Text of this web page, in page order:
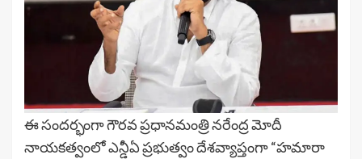
ఈ సందర్భంగా గౌరవ ప్రధానమంత్రి నరేంద్ర మోదీ
నాయకత్వంలో ఎన్డీఏ ప్రభుత్వం దేశవ్యాప్తంగా “హమారా